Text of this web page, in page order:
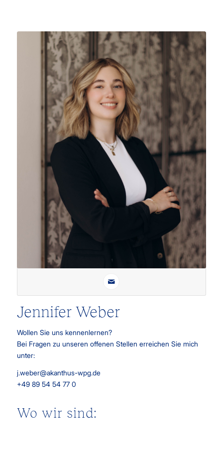
Jennifer Weber
Wollen Sie uns kennenlernen?
Bei Fragen zu unseren offenen Stellen erreichen Sie mich
unter:
j.weber@akanthus-wpg.de
+49 89 54 54 77 0
Wo wir sind: